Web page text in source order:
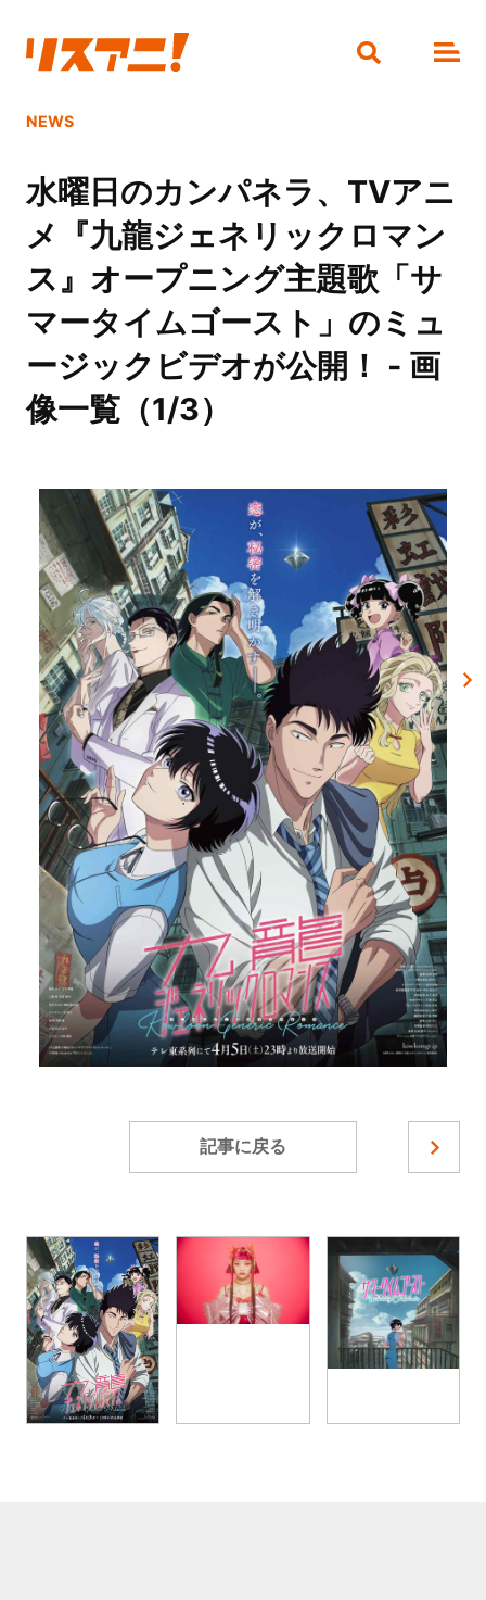
NEWS
水曜日のカンパネラ、TVアニ
メ『九龍ジェネリックロマン
ス』オープニング主題歌「サ
マータイムゴースト」のミュ
ージックビデオが公開！ - 画
像一覧（1/3）
記事に戻る